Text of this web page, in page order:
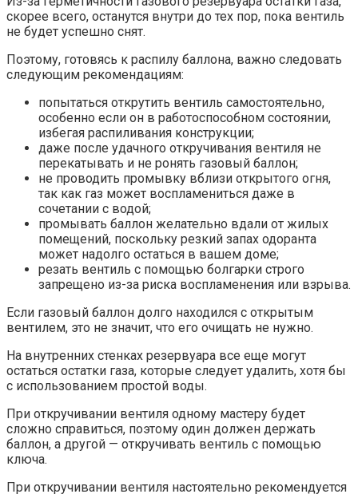
скорее всего, останутся внутри до тех пор, пока вентиль
не будет успешно снят.
Поэтому, готовясь к распилу баллона, важно следовать
следующим рекомендациям:
попытаться открутить вентиль самостоятельно,
особенно если он в работоспособном состоянии,
избегая распиливания конструкции;
даже после удачного откручивания вентиля не
перекатывать и не ронять газовый баллон;
не проводить промывку вблизи открытого огня,
так как газ может воспламениться даже в
сочетании с водой;
промывать баллон желательно вдали от жилых
помещений, поскольку резкий запах одоранта
может надолго остаться в вашем доме;
резать вентиль с помощью болгарки строго
запрещено из-за риска воспламенения или взрыва.
Если газовый баллон долго находился с открытым
вентилем, это не значит, что его очищать не нужно.
На внутренних стенках резервуара все еще могут
остаться остатки газа, которые следует удалить, хотя бы
с использованием простой воды.
При откручивании вентиля одному мастеру будет
сложно справиться, поэтому один должен держать
баллон, а другой — откручивать вентиль с помощью
ключа.
При откручивании вентиля настоятельно рекомендуется